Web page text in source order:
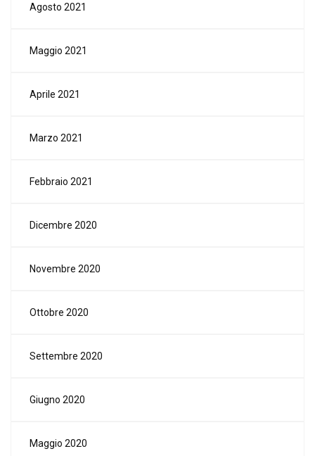
Agosto 2021
Maggio 2021
Aprile 2021
Marzo 2021
Febbraio 2021
Dicembre 2020
Novembre 2020
Ottobre 2020
Settembre 2020
Giugno 2020
Maggio 2020